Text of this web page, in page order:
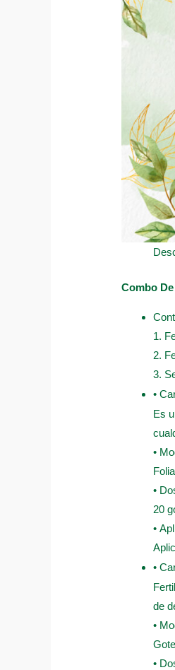
Combo
1.
2.
3.
•
Es
•
•
20
•
•
de
•
•